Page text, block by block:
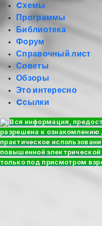
Cхемы
Программы
Библиотека
Форум
Справочный лист
Советы
Обзоры
Это интересно
Cсылки
Вся информация,
разрешена к
практическое
повышенной
только под присмотром